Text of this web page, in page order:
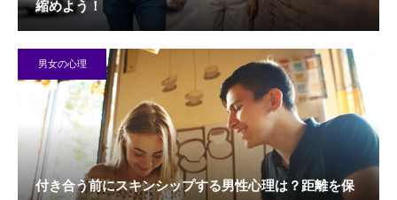
縮めよう！
男女の心理
付き合う前にスキンシップする男性心理は？距離を保